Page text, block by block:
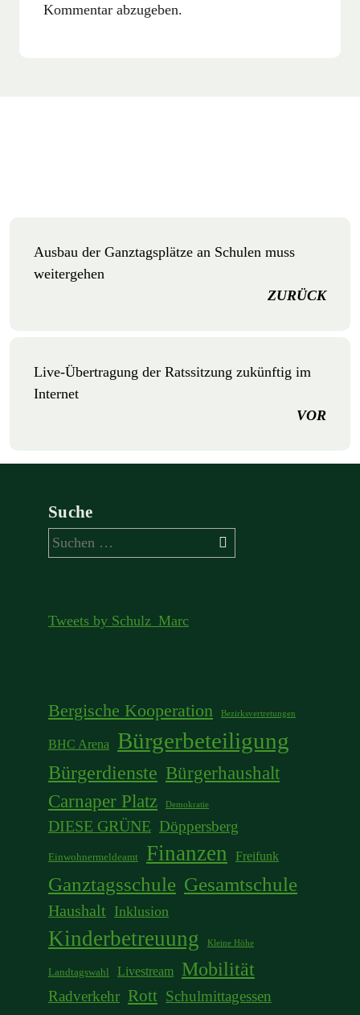
Kommentar abzugeben.
Ausbau der Ganztagsplätze an Schulen muss
weitergehen
ZURÜCK
Live-Übertragung der Ratssitzung zukünftig im
Internet
VOR
Suche
Suchen
nach:
Tweets by Schulz_Marc
Bergische Kooperation Bezirksvertretungen
BHC Arena Bürgerbeteiligung
Bürgerdienste Bürgerhaushalt
Carnaper Platz
Demokratie
DIESE GRÜNE Döppersberg
Einwohnermeldeamt Finanzen Freifunk
Ganztagsschule Gesamtschule
Haushalt Inklusion
Kinderbetreuung Kleine Höhe
Landtagswahl Livestream Mobilität
Radverkehr Rott Schulmittagessen